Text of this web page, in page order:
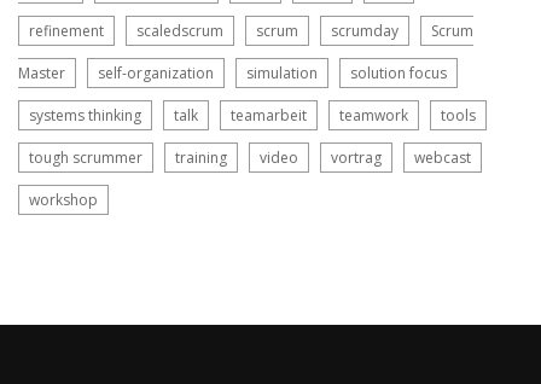
refinement scaledscrum scrum scrumday Scrum
Master self-organization simulation solution focus
systems thinking talk teamarbeit teamwork tools
tough scrummer training video vortrag webcast
workshop